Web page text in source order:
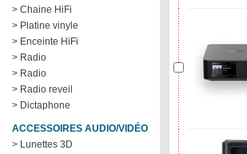
> Chaine HiFi
> Platine vinyle
> Enceinte HiFi
> Radio
> Radio
> Radio reveil
> Dictaphone
ACCESSOIRES AUDIO/VIDÉO
> Lunettes 3D